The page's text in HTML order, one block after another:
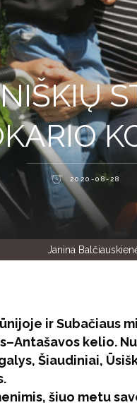
2020-08-28
Janina
ir Subačiaus
kelio.
Šiaudiniai,
šiuo metu